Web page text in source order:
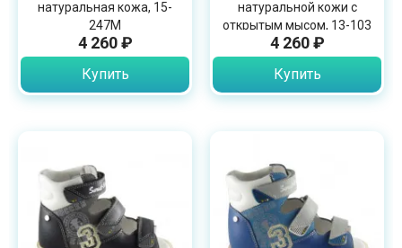
натуральная кожа, 15-
247М
4 260 ₽
Купить
натуральной кожи с
открытым мысом, 13-103
4 260 ₽
Купить